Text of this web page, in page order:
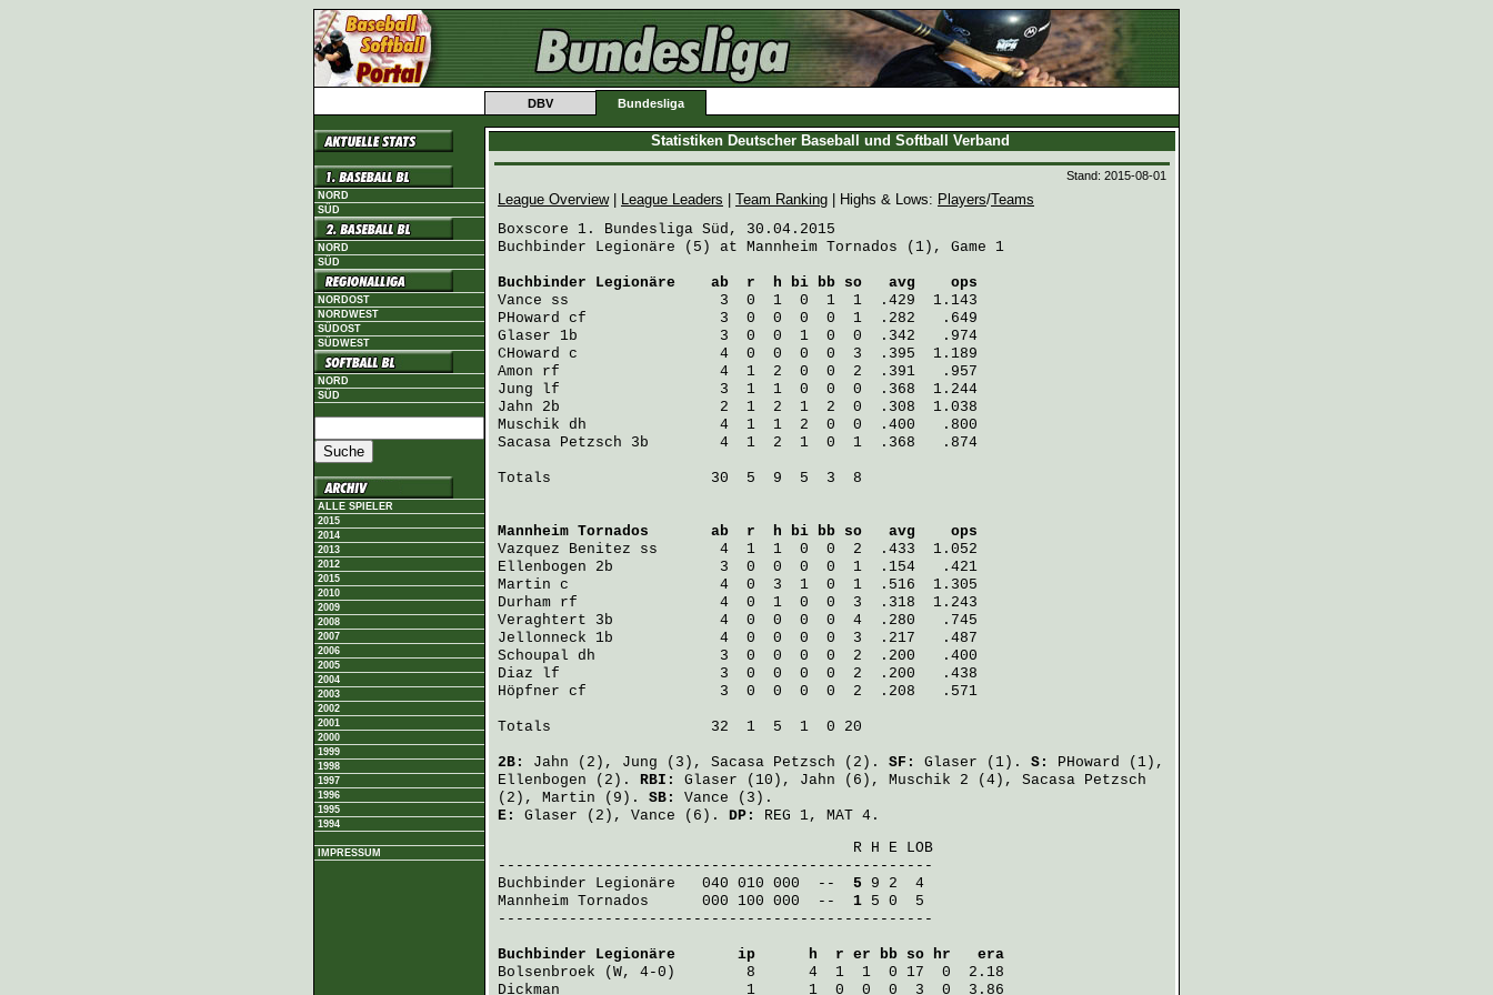
DBV Bundesliga
NORD
SÜD
NORD
SÜD
NORDOST
NORDWEST
SÜDOST
SÜDWEST
NORD
SÜD
ALLE SPIELER
2015
2014
2013
2012
2015
2010
2009
2008
2007
2006
2005
2004
2003
2002
2001
2000
1999
1998
1997
1996
1995
1994
IMPRESSUM
Statistiken Deutscher Baseball und Softball Verband
Stand: 2015-08-01
League Overview| League Leaders Team Ranking | Highs & Lows: Players/Teams
Boxscore 1. Bundesliga Süd, 30.04.2015
Buchbinder Legionäre (5) at Mannheim Tornados (1), Game 1
Buchbinder Legionäre
    ab  r  h bi bb so   avg    ops
Vance ss                 3  0  1  0  1  1  .429  1.143
PHoward cf               3  0  0  0  0  1  .282   .649
Glaser 1b                3  0  0  1  0  0  .342   .974
CHoward c                4  0  0  0  0  3  .395  1.189
Amon rf                  4  1  2  0  0  2  .391   .957
Jung lf                  3  1  1  0  0  0  .368  1.244
Jahn 2b                  2  1  2  1  2  0  .308  1.038
Muschik dh               4  1  1  2  0  0  .400   .800
Sacasa Petzsch 3b        4  1  2  1  0  1  .368   .874
Totals                  30  5  9  5  3  8
Mannheim Tornados
       ab  r  h bi bb so   avg    ops
Vazquez Benitez ss       4  1  1  0  0  2  .433  1.052
Ellenbogen 2b            3  0  0  0  0  1  .154   .421
Martin c                 4  0  3  1  0  1  .516  1.305
Durham rf                4  0  1  0  0  3  .318  1.243
Veraghtert 3b            4  0  0  0  0  4  .280   .745
Jellonneck 1b            4  0  0  0  0  3  .217   .487
Schoupal dh              3  0  0  0  0  2  .200   .400
Diaz lf                  3  0  0  0  0  2  .200   .438
Höpfner cf               3  0  0  0  0  2  .208   .571
Totals                  32  1  5  1  0 20
2B: Jahn (2), Jung (3), Sacasa Petzsch (2). SF: Glaser (1). S: PHoward (1),
Ellenbogen (2). RBI: Glaser (10), Jahn (6), Muschik 2 (4), Sacasa Petzsch
(2), Martin (9). SB: Vance (3).
E: Glaser (2), Vance (6). DP:
REG 1, MAT 4.
                                        R H E LOB
Buchbinder Legionäre
   040 010 000  --
5
Mannheim Tornados
      000 100 000  --
1 5 0  5
-------------------------------------------------
Buchbinder Legionäre
       ip      h  r er bb so hr   era
Bolsenbroek (W, 4-0)        8      4  1  1  0 17  0  2.18
Dickman
                     1      1  0  0  0  3  0  3.86